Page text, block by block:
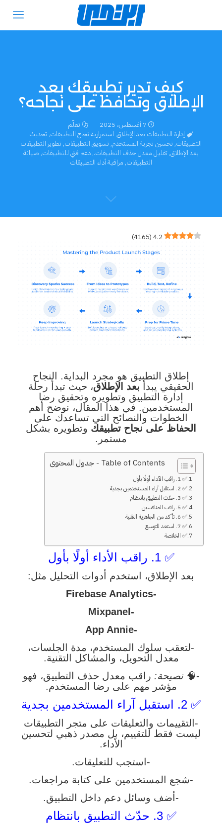
كيف تدير تطبيقك بعد
الإطلاق وتحافظ على نجاحه؟
7 أغسطس، 2025
تعلّم
إدارة التطبيقات بعد الإطلاق, استمرارية نجاح التطبيقات, تحديث
التطبيقات, تحسين تجربة المستخدم, تسويق التطبيقات, تطوير التطبيقات
بعد الإطلاق, تقليل معدل حذف التطبيقات., دعم فني للتطبيقات, صيانة
التطبيقات, مراقبة أداء التطبيقات
4.2
(
4165
)
إطلاق التطبيق هو مجرد البداية. النجاح
الحقيقي يبدأ بعد الإطلاق، حيث تبدأ رحلة
إدارة التطبيق وتطويره وتحقيق رضا
المستخدمين. في هذا المقال، نوضح أهم
الخطوات والنصائح التي تساعدك على
الحفاظ على نجاح تطبيقك وتطويره بشكل
مستمر.
Table of Contents - جدول المحتوى
✅ 1. راقب الأداء أولًا بأول
✅ 2. استقبل آراء المستخدمين بجدية
✅ 3. حدّث التطبيق بانتظام
✅ 5. راقب المنافسين
✅ 6. تأكد من الجاهزية التقنية
✅ 7. استعد للتوسع
✅ الخلاصة
✅ 1. راقب الأداء أولًا بأول
بعد الإطلاق، استخدم أدوات التحليل مثل:
-Firebase Analytics
-Mixpanel
-App Annie
-لتعقب سلوك المستخدم، مدة الجلسات،
معدل التحويل، والمشاكل التقنية.
-🧠نصيحة: راقب معدل حذف التطبيق، فهو
مؤشر مهم على رضا المستخدم.
✅ 2. استقبل آراء المستخدمين بجدية
-التقييمات والتعليقات على متجر التطبيقات
ليست فقط للتقييم، بل مصدر ذهبي لتحسين
الأداء.
-استجب للتعليقات.
-شجع المستخدمين على كتابة مراجعات.
-أضف وسائل دعم داخل التطبيق.
✅ 3. حدّث التطبيق بانتظام